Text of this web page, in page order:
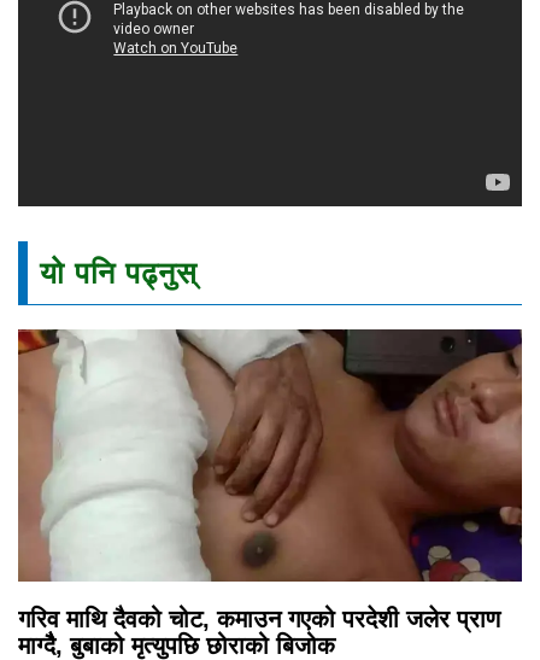
यो पनि पढ्नुस्
गरिव माथि दैवको चोट, कमाउन गएको परदेशी जलेर प्राण
माग्दैै, बुबाको मृत्युपछि छोराको बिजोक